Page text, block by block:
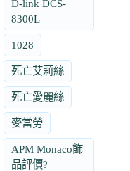
D-link DCS-
8300L
1028
死亡艾莉絲
死亡愛麗絲
麥當勞
APM Monaco飾
品評價?